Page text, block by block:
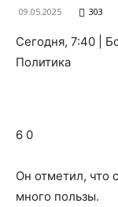
09.05.2025 303
Сегодня, 7:40 |
Политика
6 0
Он отметил, что
много пользы.